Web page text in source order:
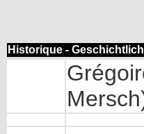
Historique -